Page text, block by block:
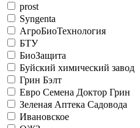
prost
Syngenta
АгроБиоТехнология
БТУ
БиоЗащита
Буйский химический завод
Грин Бэлт
Евро Семена Доктор Грин
Зеленая Аптека Садовода
Ивановское